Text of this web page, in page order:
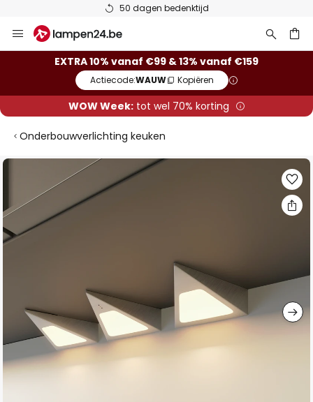
50 dagen bedenktijd
naar
EXTRA 10% vanaf €99 & 13% vanaf €159
Actiecode:WAUW Kopiëren
WOW Week:tot wel 70% korting
Onderbouwverlichting keuken
Ga
einde
van